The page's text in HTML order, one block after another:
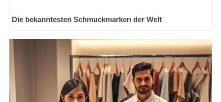
Die bekanntesten Schmuckmarken der Welt